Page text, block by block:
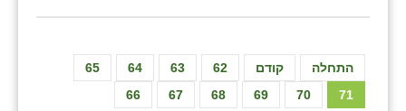
התחלה קודם 62
63
64
65
66
67 68 69 70 71